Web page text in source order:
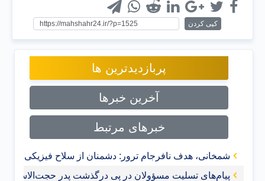
کپی کردن
پربازدیدترین ها
آخرین خبرها
خبرهای مرتبط
شمخانی، هدف نافرجام ترور: دشمنان از سلاح فیزیکی
پیام‌های تسلیت مسؤولان در پی درگذشت پدر حجت‌الاسلام